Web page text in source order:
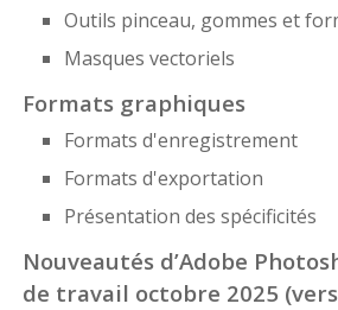
Outils pinceau, gommes et
Masques vectoriels
Formats graphiques
Formats d'enregistrement
Formats d'exportation
Présentation des spécificités
Nouveautés d’Adobe
de travail octobre 2025